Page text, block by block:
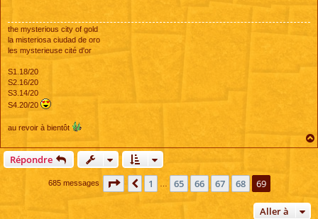
the mysterious city of gold
la misteriosa ciudad de oro
les mysterieuse cité d'or
S1.18/20
S2.16/20
S3.14/20
S4.20/20
au revoir à bientôt
Répondre
685 messages Page 69 sur 69
Précédente
1 65 66 67 68 69
Aller à